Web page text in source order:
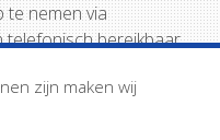
nemen via
telefonisch bereikbaar
zijn maken wij